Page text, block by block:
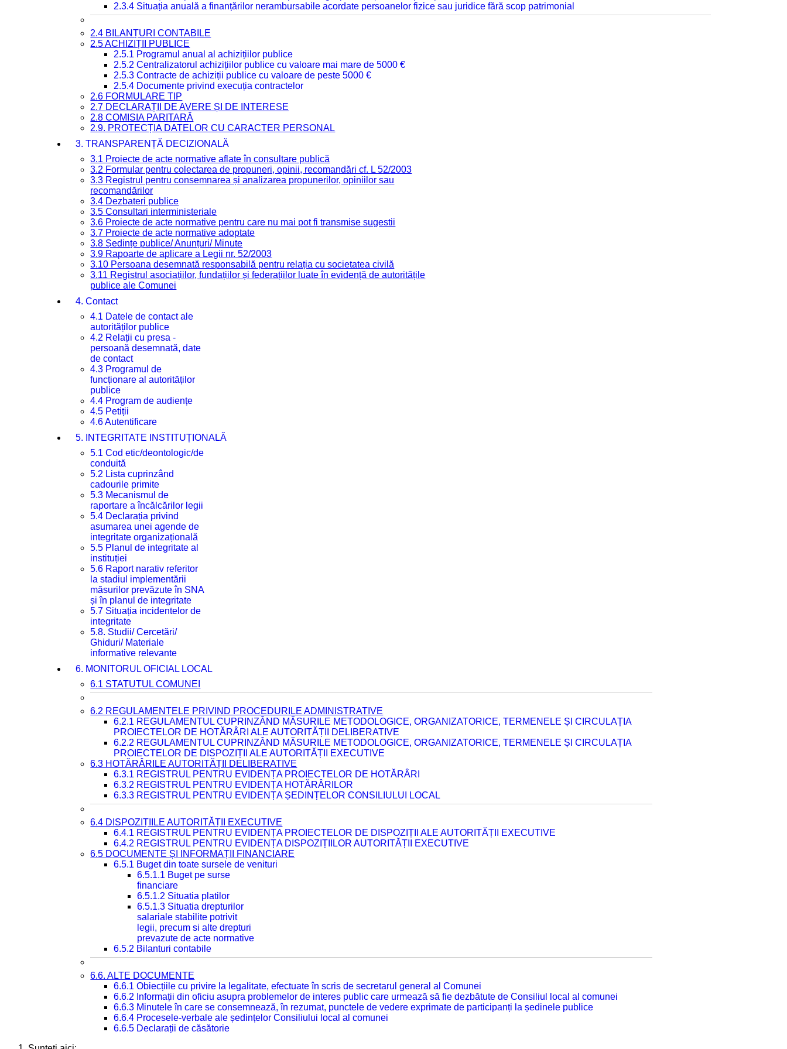
2.3.4 Situația anuală a finanțărilor nerambursabile acordate persoanelor fizice sau juridice fără scop patrimonial
2.4 BILANȚURI CONTABILE
2.5 ACHIZIȚII PUBLICE
2.5.1 Programul anual al achizițiilor publice
2.5.2 Centralizatorul achizițiilor publice cu valoare mai mare de 5000 €
2.5.3 Contracte de achiziții publice cu valoare de peste 5000 €
2.5.4 Documente privind execuția contractelor
2.6 FORMULARE TIP
2.7 DECLARAȚII DE AVERE ȘI DE INTERESE
2.8 COMISIA PARITARĂ
2.9. PROTECȚIA DATELOR CU CARACTER PERSONAL
3. TRANSPARENȚĂ DECIZIONALĂ
3.1 Proiecte de acte normative aflate în consultare publică
3.2 Formular pentru colectarea de propuneri, opinii, recomandări cf. L 52/2003
3.3 Registrul pentru consemnarea și analizarea propunerilor, opiniilor sau
recomandărilor
3.4 Dezbateri publice
3.5 Consultari interministeriale
3.6 Proiecte de acte normative pentru care nu mai pot fi transmise sugestii
3.7 Proiecte de acte normative adoptate
3.8 Ședințe publice/ Anunțuri/ Minute
3.9 Rapoarte de aplicare a Legii nr. 52/2003
3.10 Persoana desemnată responsabilă pentru relația cu societatea civilă
3.11 Registrul asociațiilor, fundațiilor și federațiilor luate în evidență de autoritățile
publice ale Comunei
4. Contact
4.1 Datele de contact ale
autorităților publice
4.2 Relații cu presa -
persoană desemnată, date
de contact
4.3 Programul de
funcționare al autorităților
publice
4.4 Program de audiențe
4.5 Petiții
4.6 Autentificare
5. INTEGRITATE INSTITUȚIONALĂ
5.1 Cod etic/deontologic/de
conduită
5.2 Lista cuprinzând
cadourile primite
5.3 Mecanismul de
raportare a încălcărilor legii
5.4 Declarația privind
asumarea unei agende de
integritate organizațională
5.5 Planul de integritate al
instituției
5.6 Raport narativ referitor
la stadiul implementării
măsurilor prevăzute în SNA
și în planul de integritate
5.7 Situația incidentelor de
integritate
5.8. Studii/ Cercetări/
Ghiduri/ Materiale
informative relevante
6. MONITORUL OFICIAL LOCAL
6.1 STATUTUL COMUNEI
6.2 REGULAMENTELE PRIVIND PROCEDURILE ADMINISTRATIVE
6.2.1 REGULAMENTUL CUPRINZÂND MĂSURILE METODOLOGICE, ORGANIZATORICE, TERMENELE ȘI CIRCULAȚIA
PROIECTELOR DE HOTĂRÂRI ALE AUTORITĂȚII DELIBERATIVE
6.2.2 REGULAMENTUL CUPRINZÂND MĂSURILE METODOLOGICE, ORGANIZATORICE, TERMENELE ȘI CIRCULAȚIA
PROIECTELOR DE DISPOZIȚII ALE AUTORITĂȚII EXECUTIVE
6.3 HOTĂRÂRILE AUTORITĂȚII DELIBERATIVE
6.3.1 REGISTRUL PENTRU EVIDENȚA PROIECTELOR DE HOTĂRÂRI
6.3.2 REGISTRUL PENTRU EVIDENȚA HOTĂRÂRILOR
6.3.3 REGISTRUL PENTRU EVIDENȚA ȘEDINȚELOR CONSILIULUI LOCAL
6.4 DISPOZIȚIILE AUTORITĂȚII EXECUTIVE
6.4.1 REGISTRUL PENTRU EVIDENȚA PROIECTELOR DE DISPOZIȚII ALE AUTORITĂȚII EXECUTIVE
6.4.2 REGISTRUL PENTRU EVIDENȚA DISPOZIȚIILOR AUTORITĂȚII EXECUTIVE
6.5 DOCUMENTE ȘI INFORMAȚII FINANCIARE
6.5.1 Buget din toate sursele de venituri
6.5.1.1 Buget pe surse
financiare
6.5.1.2 Situatia platilor
6.5.1.3 Situatia drepturilor
salariale stabilite potrivit
legii, precum si alte drepturi
prevazute de acte normative
6.5.2 Bilanturi contabile
6.6. ALTE DOCUMENTE
6.6.1 Obiecțiile cu privire la legalitate, efectuate în scris de secretarul general al Comunei
6.6.2 Informații din oficiu asupra problemelor de interes public care urmează să fie dezbătute de Consiliul local al comunei
6.6.3 Minutele în care se consemnează, în rezumat, punctele de vedere exprimate de participanți la ședinele publice
6.6.4 Procesele-verbale ale ședințelor Consiliului local al comunei
6.6.5 Declarații de căsătorie